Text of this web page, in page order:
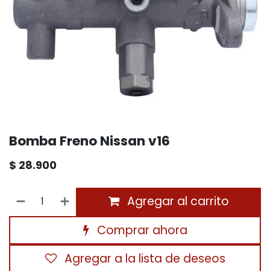
Bomba Freno Nissan v16
$ 28.900
Agregar al carrito
Comprar ahora
Agregar a la lista de deseos